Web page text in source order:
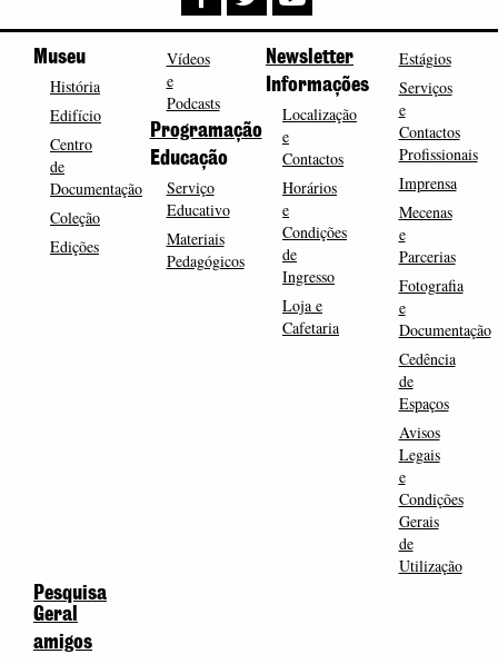
Museu
História
Edifício
Centro
de
Documentação
Coleção
Edições
Vídeos
e
Podcasts
Programação
Educação
Serviço
Educativo
Materiais
Pedagógicos
Newsletter
Informações
Localização
e
Contactos
Horários
e
Condições
de
Ingresso
Loja e
Cafetaria
Estágios
Serviços
e
Contactos
Profissionais
Imprensa
Mecenas
e
Parcerias
Fotografia
e
Documentação
Cedência
de
Espaços
Avisos
Legais
e
Condições
Gerais
de
Utilização
Pesquisa
Geral
amigos